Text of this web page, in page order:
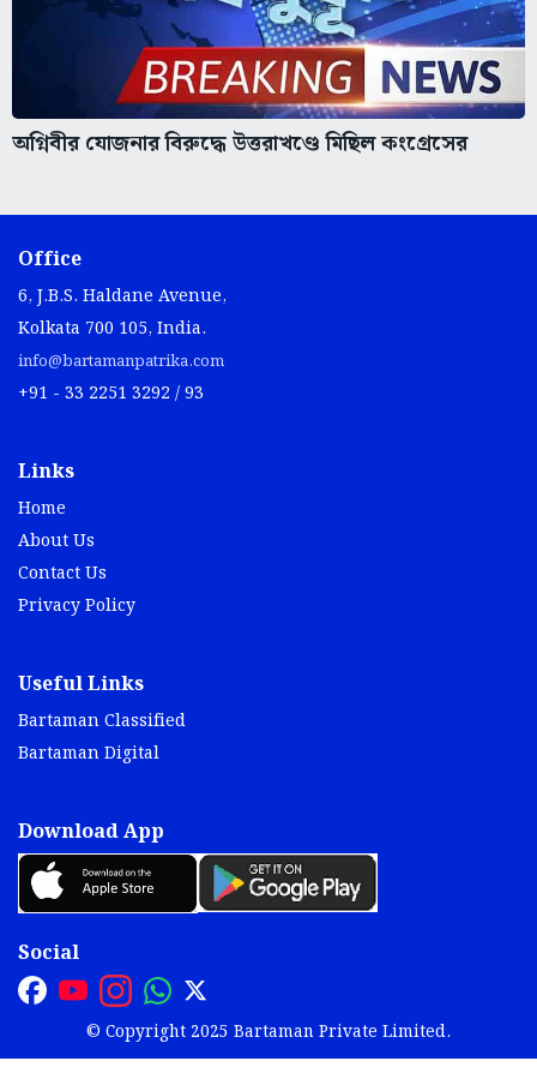
অগ্নিবীর যোজনার বিরুদ্ধে উত্তরাখণ্ডে মিছিল কংগ্রেসের
Office
6, J.B.S. Haldane Avenue,
Kolkata 700 105, India.
info@bartamanpatrika.com
+91 - 33 2251 3292 / 93
Links
Home
About Us
Contact Us
Privacy Policy
Useful Links
Bartaman Classified
Bartaman Digital
Download App
Social
© Copyright 2025 Bartaman Private Limited.